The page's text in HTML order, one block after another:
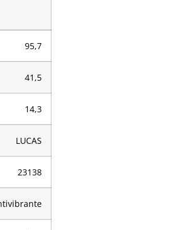
95,7
41,5
14,3
LUCAS
23138